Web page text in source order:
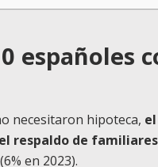
españoles
necesitaron hipoteca,
respaldo de
(6% en 2023).